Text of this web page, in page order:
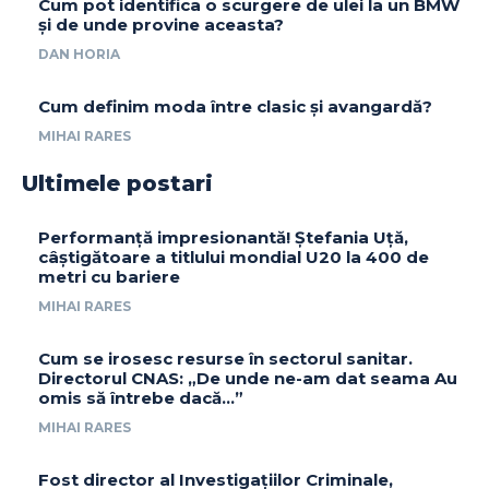
Cum pot identifica o scurgere de ulei la un BMW
și de unde provine aceasta?
DAN HORIA
Cum definim moda între clasic și avangardă?
MIHAI RARES
Ultimele postari
Performanță impresionantă! Ștefania Uță,
câștigătoare a titlului mondial U20 la 400 de
metri cu bariere
MIHAI RARES
Cum se irosesc resurse în sectorul sanitar.
Directorul CNAS: „De unde ne-am dat seama Au
omis să întrebe dacă…”
MIHAI RARES
Fost director al Investigațiilor Criminale,